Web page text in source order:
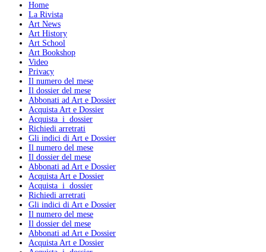
Home
La Rivista
Art News
Art History
Art School
Art Bookshop
Video
Privacy
Il numero del mese
Il dossier del mese
Abbonati ad Art e Dossier
Acquista Art e Dossier
Acquista i dossier
Richiedi arretrati
Gli indici di Art e Dossier
Il numero del mese
Il dossier del mese
Abbonati ad Art e Dossier
Acquista Art e Dossier
Acquista i dossier
Richiedi arretrati
Gli indici di Art e Dossier
Il numero del mese
Il dossier del mese
Abbonati ad Art e Dossier
Acquista Art e Dossier